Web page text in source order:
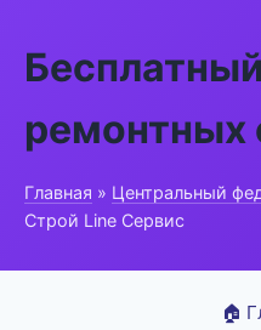
ремонтных
Главная » Центральный
Строй Line Сервис
🏠